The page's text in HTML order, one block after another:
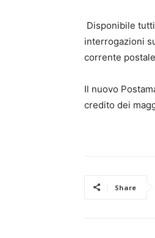
Disponibile
interrogazioni
corrente
Il nuovo
credito dei
Share